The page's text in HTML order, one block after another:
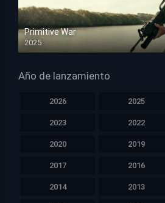
Primitive War
2025
HD 1080p
Año de lanzamiento
2026 2025
2023 2022
2020 2019
2017 2016
2014 2013